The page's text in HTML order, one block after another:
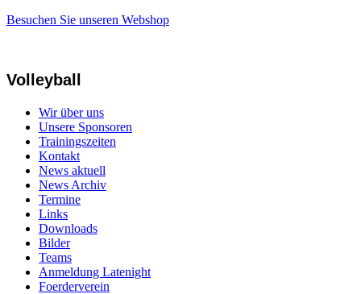
Besuchen Sie unseren Webshop
Volleyball
Wir über uns
Unsere Sponsoren
Trainingszeiten
Kontakt
News aktuell
News Archiv
Termine
Links
Downloads
Bilder
Teams
Anmeldung Latenight
Foerderverein